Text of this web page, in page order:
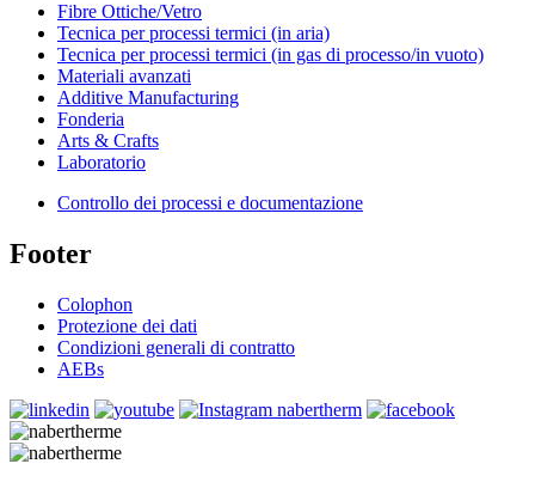
Fibre Ottiche/Vetro
Tecnica per processi termici (in aria)
Tecnica per processi termici (in gas di processo/in vuoto)
Materiali avanzati
Additive Manufacturing
Fonderia
Arts & Crafts
Laboratorio
Controllo dei processi e documentazione
Footer
Colophon
Protezione dei dati
Condizioni generali di contratto
AEBs